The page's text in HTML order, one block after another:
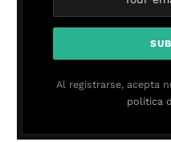
Al registrarse, acepta
política